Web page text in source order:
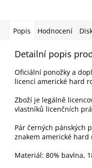
Popis Hodnocení
Detailní popis
Oficiální ponožky a
licencí americké hard
Zboží je legálně
vlastníků licenčních
Pár černých pánských
znakem americké hard
Materiál: 80% bavlna,